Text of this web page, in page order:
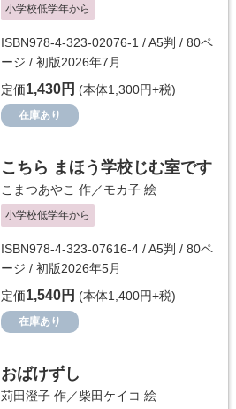
小学校低学年から
ISBN978-4-323-02076-1 / A5判 / 80ペ
ージ / 初版2026年7月
定価1,430円 (本体1,300円+税)
在庫あり
こちら まほう学校じむ室です
こまつあやこ 作／モカ子 絵
小学校低学年から
ISBN978-4-323-07616-4 / A5判 / 80ペ
ージ / 初版2026年5月
定価1,540円 (本体1,400円+税)
在庫あり
おばけずし
苅田澄子 作／柴田ケイコ 絵